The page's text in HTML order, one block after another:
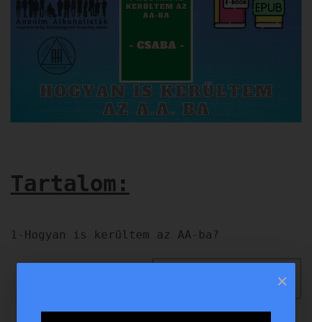
Tartalom:
1-Hogyan is kerültem az AA-ba?
×